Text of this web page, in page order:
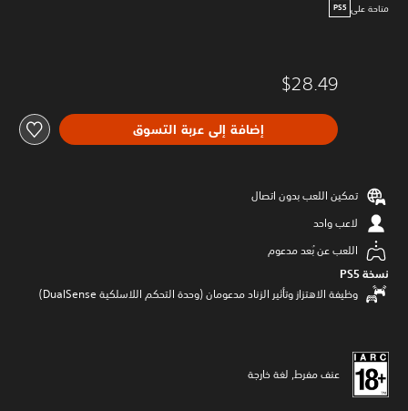
متاحة على PS5
$28.49
إضافة إلى عربة التسوق
تمكين اللعب بدون اتصال
لاعب واحد
اللعب عن بُعد مدعوم
نسخة PS5‏
وظيفة الاهتزاز وتأثير الزناد مدعومان (وحدة التحكم اللاسلكية DualSense‏)
عنف مفرط, لغة خارجة